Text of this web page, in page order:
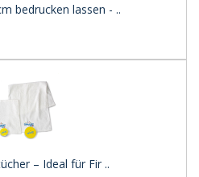
bedrucken lassen - ..
– Ideal für Fir ..